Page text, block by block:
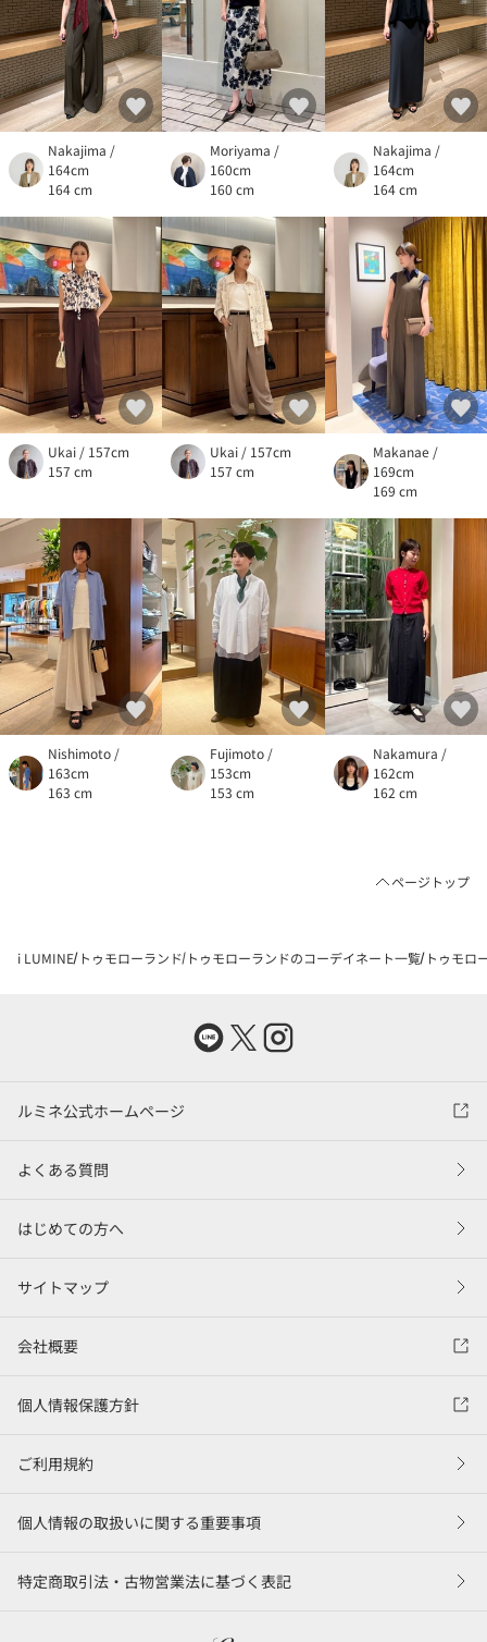
Nakajima /
164cm
164 cm
Moriyama /
160cm
160 cm
Nakajima /
164cm
164 cm
Ukai / 157cm
157 cm
Ukai / 157cm
157 cm
Makanae /
169cm
169 cm
Nishimoto /
163cm
163 cm
Fujimoto /
153cm
153 cm
Nakamura /
162cm
162 cm
ページトップ
i LUMINE トゥモローランド トゥモローランドのコーデイネート一覧 トゥモロ
ルミネ公式ホームページ
よくある質問
はじめての方へ
サイトマップ
会社概要
個人情報保護方針
ご利用規約
個人情報の取扱いに関する重要事項
特定商取引法・古物営業法に基づく表記